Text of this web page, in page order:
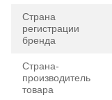
Страна
регистрации
бренда
Страна-
производитель
товара